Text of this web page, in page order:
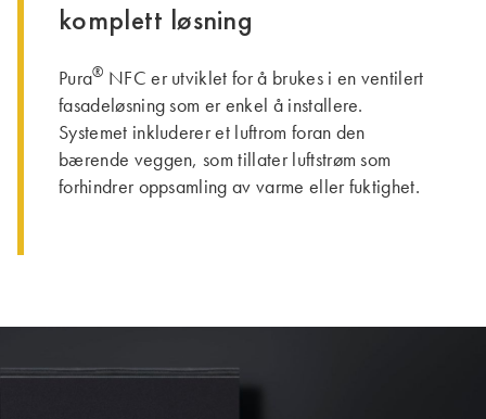
komplett løsning
Pura® NFC er utviklet for å brukes i en ventilert
fasadeløsning som er enkel å installere.
Systemet inkluderer et luftrom foran den
bærende veggen, som tillater luftstrøm som
forhindrer oppsamling av varme eller fuktighet.